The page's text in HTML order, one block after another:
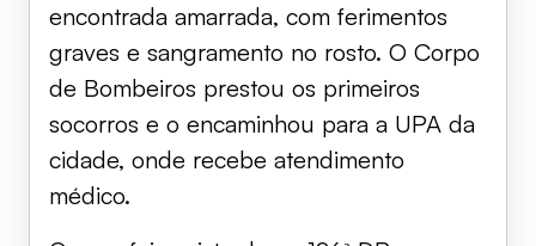
encontrada amarrada, com ferimentos
graves e sangramento no rosto. O Corpo
de Bombeiros prestou os primeiros
socorros e o encaminhou para a UPA da
cidade, onde recebe atendimento
médico.